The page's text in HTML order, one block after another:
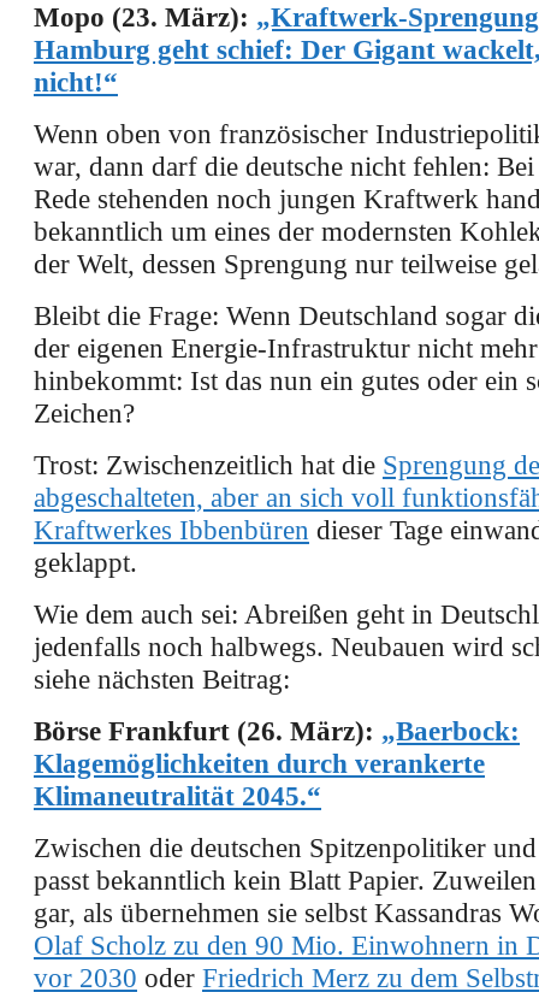
Mopo (23. März): „Kraftwerk-
Hamburg geht schief: Der Gigant
nicht!“
Wenn oben von französischer
war, dann darf die deutsche nicht fehlen:
Rede stehenden noch jungen Kraftwerk
bekanntlich um eines der modernsten
der Welt, dessen Sprengung nur teilweise
Bleibt die Frage: Wenn Deutschland sogar
der eigenen Energie-Infrastruktur nicht mehr
hinbekommt: Ist das nun ein gutes oder ein
Zeichen?
Trost: Zwischenzeitlich hat die Sprengung
abgeschalteten, aber an sich voll
Kraftwerkes Ibbenbüren dieser Tage
geklappt.
Wie dem auch sei: Abreißen geht in
jedenfalls noch halbwegs. Neubauen wird
siehe nächsten Beitrag:
Börse Frankfurt (26. März): „Baerbock:
Klagemöglichkeiten durch verankerte
Klimaneutralität 2045.“
Zwischen die deutschen Spitzenpolitiker
passt bekanntlich kein Blatt Papier.
gar, als übernehmen sie selbst Kassandras
Olaf Scholz zu den 90 Mio. Einwohnern in
vor 2030 oder Friedrich Merz zu dem